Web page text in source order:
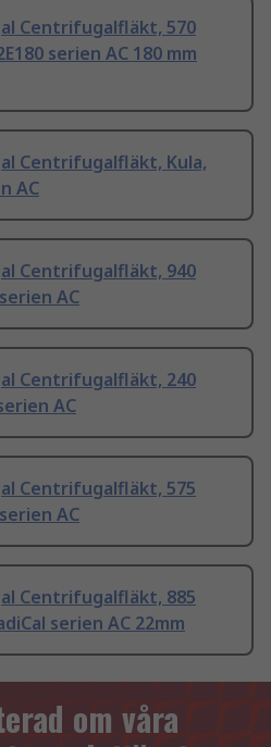
Centrifugalfläkt, 570
serien AC 180 mm
Centrifugalfläkt, Kula,
AC
Centrifugalfläkt, 940
AC
Centrifugalfläkt, 240
AC
Centrifugalfläkt, 575
AC
Centrifugalfläkt, 885
serien AC 22mm
om våra